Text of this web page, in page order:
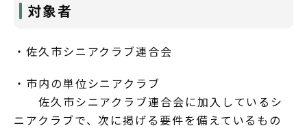
対象者
・佐久市シニアクラブ連合会
・市内の単位シニアクラブ
佐久市シニアクラブ連合会に加入しているシ
ニアクラブで、次に掲げる要件を備えているもの